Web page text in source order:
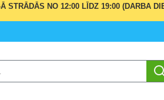
NO 12:00 LĪDZ 19:00 (DARBA